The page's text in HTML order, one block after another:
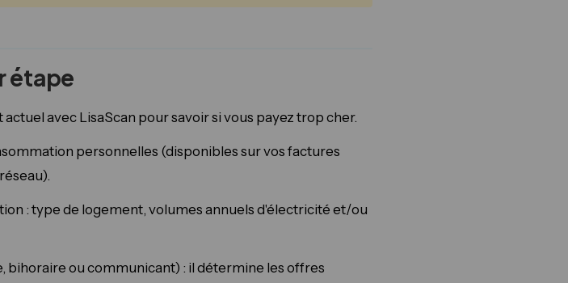
étape
avec LisaScan pour savoir si vous payez trop cher.
personnelles (disponibles sur vos factures
: type de logement, volumes annuels d'électricité et/ou
ou communicant) : il détermine les offres